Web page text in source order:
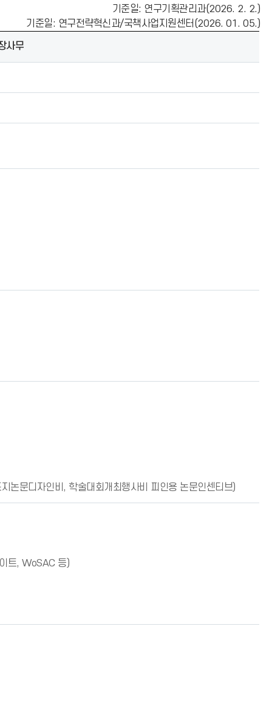
기준일: 연구기획관리과(2026. 2. 2.)
기준일: 연구전략혁신과/국책사업지원센터(2026. 01. 05.)
사무
논문디자인비, 학술대회개최행사비 피인용 논문인센티브)
트, WoSAC 등)